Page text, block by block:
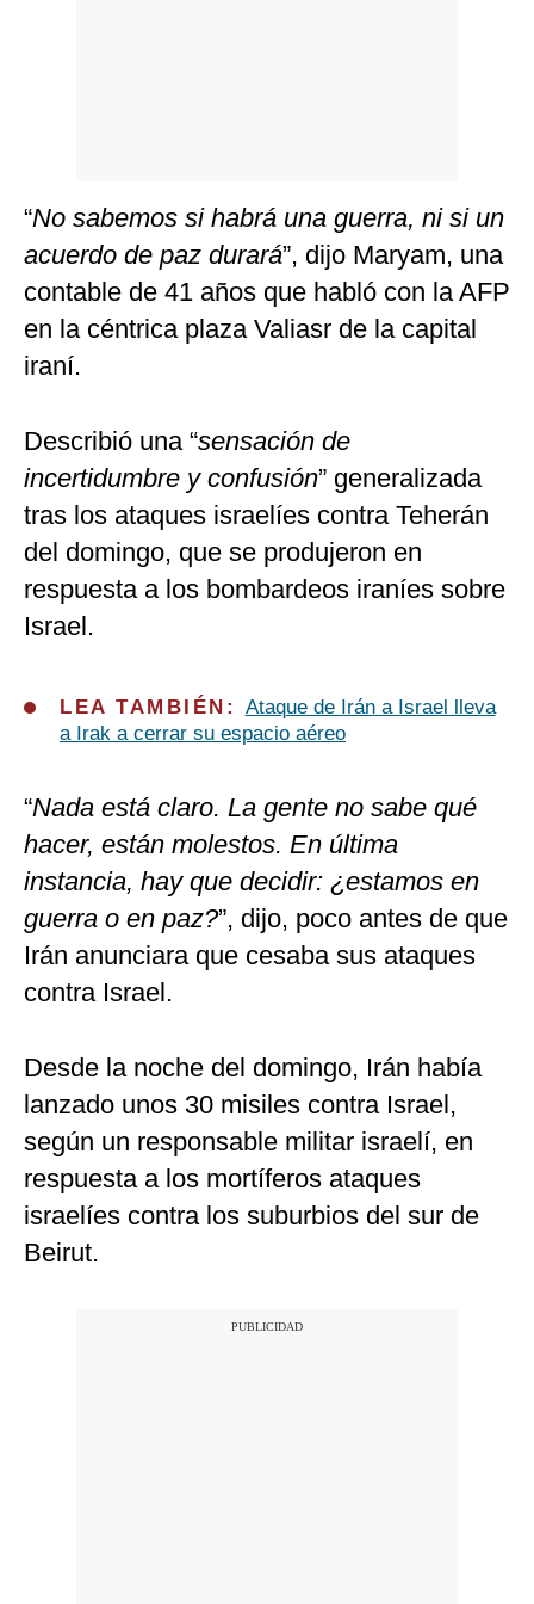
“No sabemos si habrá una guerra, ni si un
acuerdo de paz durará”, dijo Maryam, una
contable de 41 años que habló con la AFP
en la céntrica plaza Valiasr de la capital
iraní.
Describió una “sensación de
incertidumbre y confusión” generalizada
tras los ataques israelíes contra Teherán
del domingo, que se produjeron en
respuesta a los bombardeos iraníes sobre
Israel.
LEA TAMBIÉN: Ataque de Irán a Israel lleva
a Irak a cerrar su espacio aéreo
“Nada está claro. La gente no sabe qué
hacer, están molestos. En última
instancia, hay que decidir: ¿estamos en
guerra o en paz?”, dijo, poco antes de que
Irán anunciara que cesaba sus ataques
contra Israel.
Desde la noche del domingo, Irán había
lanzado unos 30 misiles contra Israel,
según un responsable militar israelí, en
respuesta a los mortíferos ataques
israelíes contra los suburbios del sur de
Beirut.